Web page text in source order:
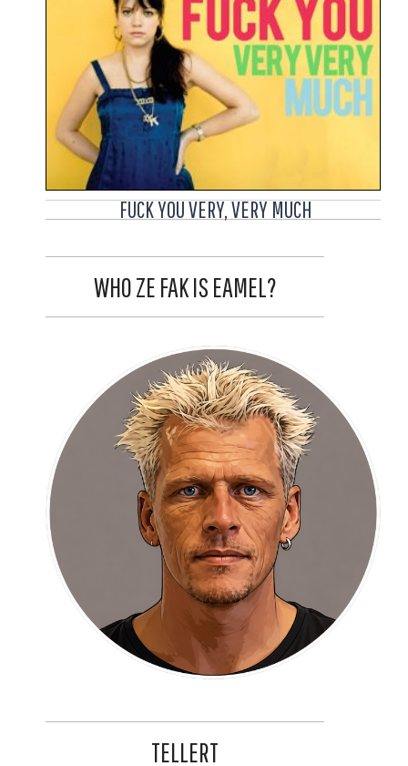
FUCK YOU VERY, VERY MUCH
WHO ZE FAK IS EAMEL?
TELLERT